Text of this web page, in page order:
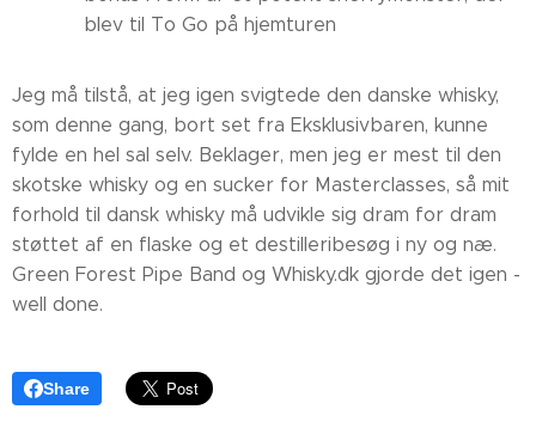
blev til To Go på hjemturen
Jeg må tilstå, at jeg igen svigtede den danske whisky,
som denne gang, bort set fra Eksklusivbaren, kunne
fylde en hel sal selv. Beklager, men jeg er mest til den
skotske whisky og en sucker for Masterclasses, så mit
forhold til dansk whisky må udvikle sig dram for dram
støttet af en flaske og et destilleribesøg i ny og næ.
Green Forest Pipe Band og Whisky.dk gjorde det igen -
well done.
Share